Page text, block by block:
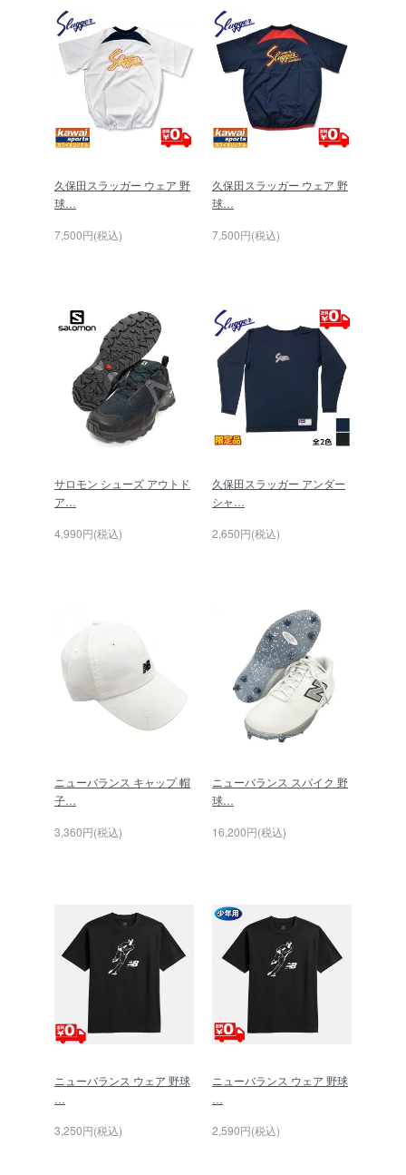
久保田スラッガー ウェア 野
球…
7,500円(税込)
久保田スラッガー ウェア 野
球…
7,500円(税込)
サロモン シューズ アウトド
ア…
4,990円(税込)
久保田スラッガー アンダー
シャ…
2,650円(税込)
ニューバランス キャップ 帽
子…
3,360円(税込)
ニューバランス スパイク 野
球…
16,200円(税込)
ニューバランス ウェア 野球
…
3,250円(税込)
ニューバランス ウェア 野球
…
2,590円(税込)